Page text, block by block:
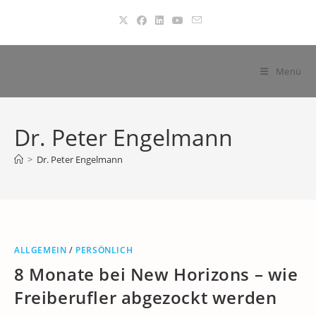
springen
Menü
Dr. Peter Engelmann
> Dr. Peter Engelmann
ALLGEMEIN / PERSÖNLICH
8 Monate bei New Horizons – wie
Freiberufler abgezockt werden